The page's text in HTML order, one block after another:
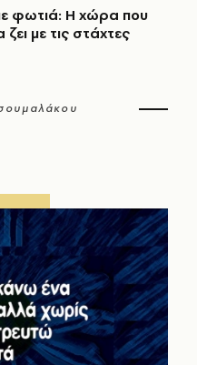
φωτιά: Η χώρα που
ζει με τις στάχτες